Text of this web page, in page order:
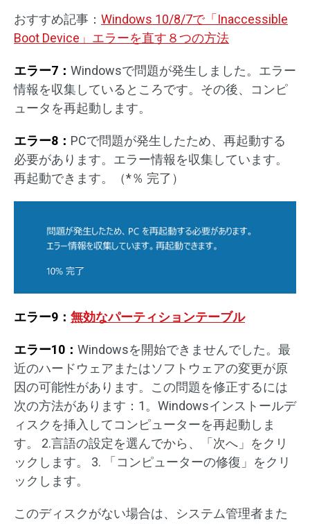
おすすめ記事： Windows 10/8/7で「Inaccessible
Boot Device」エラーを直す８つの方法
エラー7： Windowsで問題が発生しました。エラー
情報を収集しているところです。その後、コンピ
ュータを再起動します。
エラー8： PCで問題が発生したため、再起動する
必要があります。エラー情報を収集しています。
再起動できます。（*％ 完了）
エラー9： 無効なパーティションテーブル
エラー10： Windowsを開始できませんでした。最
近のハードウェアまたはソフトウェアの変更が原
因の可能性があります。この問題を修正するには
次の方法があります：1。Windowsインストールデ
ィスクを挿入してコンピューターを再起動しま
す。 2.言語の設定を選んでから、「次へ」をクリ
ックします。 3. 「コンピューターの修復」をクリ
ックします。
このディスクがない場合は、システム管理者また